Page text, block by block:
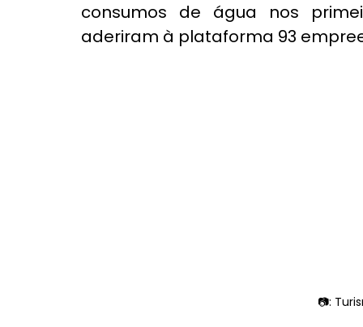
consumos de água nos
aderiram à plataforma 93
📷: